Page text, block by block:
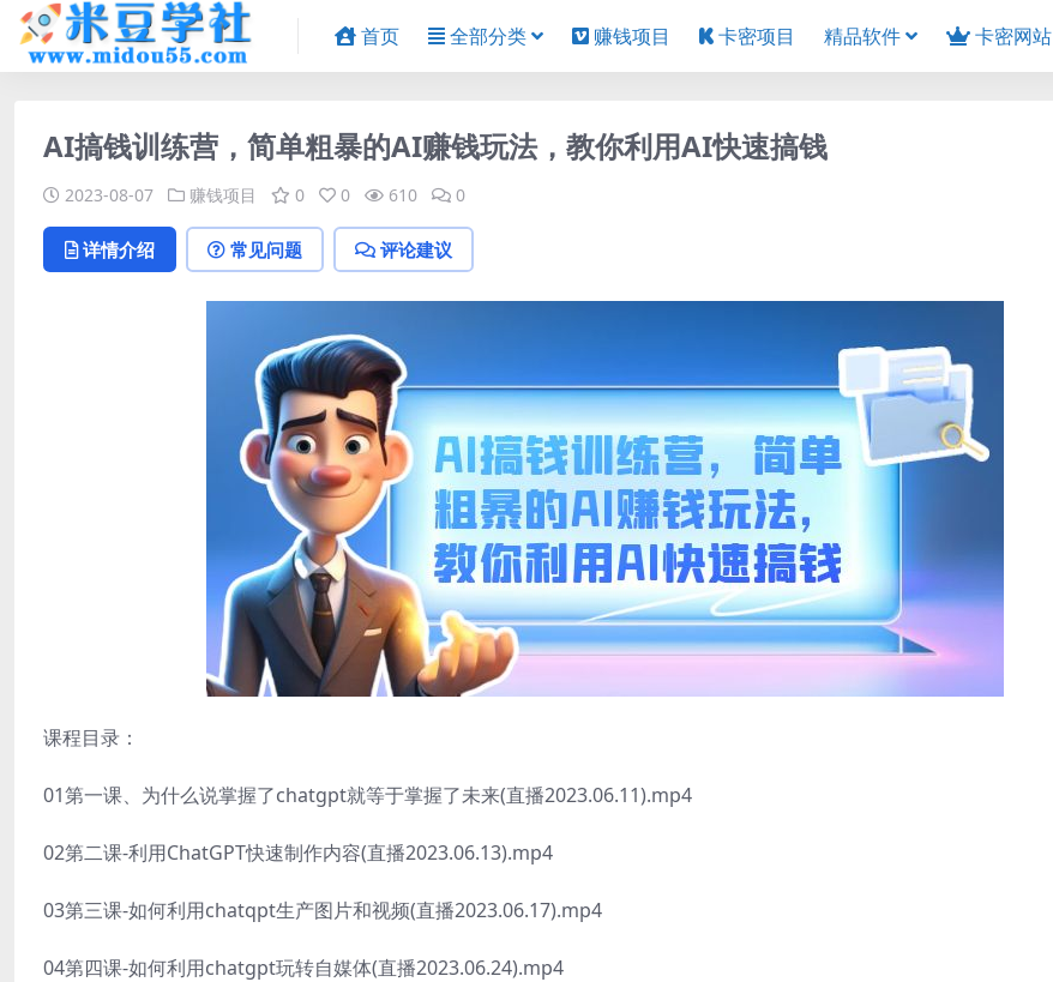
首页 全部分类 赚钱项目 卡密项目 精品软件 卡密网站
AI搞钱训练营，简单粗暴的AI赚钱玩法，教你利用AI快速搞钱
2023-08-07 赚钱项目 0 0 610 0
详情介绍 常见问题 评论建议
课程目录：
01第一课、为什么说掌握了chatgpt就等于掌握了未来(直播2023.06.11).mp4
02第二课-利用ChatGPT快速制作内容(直播2023.06.13).mp4
03第三课-如何利用chatqpt生产图片和视频(直播2023.06.17).mp4
04第四课-如何利用chatgpt玩转自媒体(直播2023.06.24).mp4